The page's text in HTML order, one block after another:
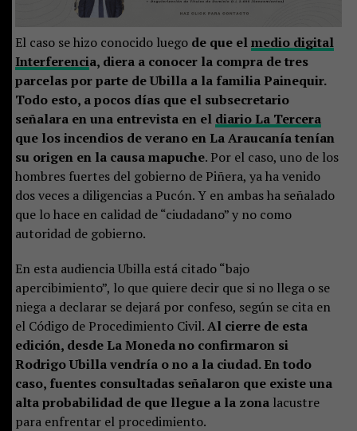
El caso se hizo conocido luego de que elmedio digital
Interferencia, diera a conocer la compra de tres
parcelas por parte de Ubilla a la familia Painequir.
Todo esto, a pocos días que el subsecretario
señalara en una entrevista en el diario La Tercera
que los incendios de verano en La Araucanía tenían
su origen en la causa mapuche. Por el caso, uno de los
hombres fuertes del gobierno de Piñera, ya ha venido
dos veces a diligencias a Pucón. Y en ambas ha señalado
que lo hace en calidad de “ciudadano” y no como
autoridad de gobierno.
En esta audiencia Ubilla está citado “bajo
apercibimiento”, lo que quiere decir que si no llega o se
niega a declarar se dejará por confeso, según se cita en
el Código de Procedimiento Civil.Al cierre de esta
edición, desde La Moneda no confirmaron si
Rodrigo Ubilla vendría o no a la ciudad. En todo
caso, fuentes consultadas señalaron que existe una
alta probabilidad de que llegue a la zonalacustre
para enfrentar el procedimiento.